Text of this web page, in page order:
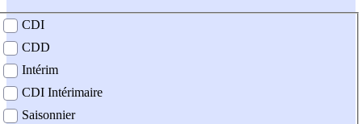
contrat
CDI
CDD
Intérim
CDI Intérimaire
Saisonnier